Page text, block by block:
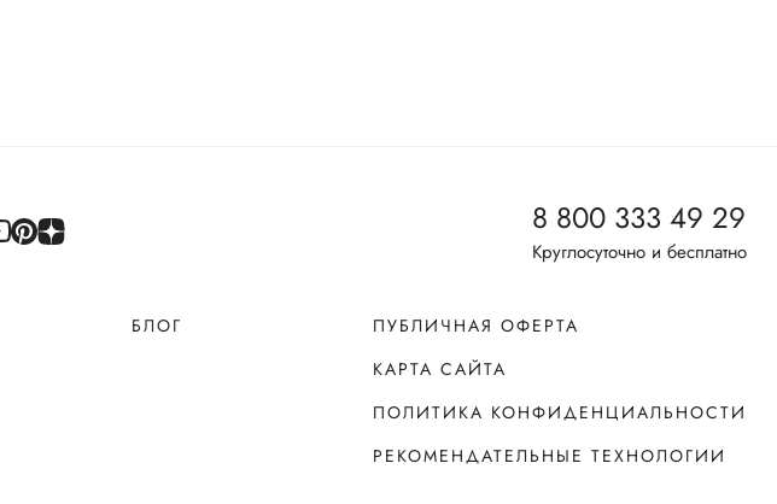
8 800 333 49 29
Круглосуточно и бесплатно
БЛОГ
ПУБЛИЧНАЯ ОФЕРТА
КАРТА САЙТА
ПОЛИТИКА КОНФИДЕНЦИАЛЬНОСТИ
РЕКОМЕНДАТЕЛЬНЫЕ ТЕХНОЛОГИИ